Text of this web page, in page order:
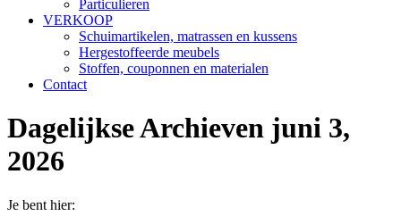
Particulieren
VERKOOP
Schuimartikelen, matrassen en kussens
Hergestoffeerde meubels
Stoffen, couponnen en materialen
Contact
Dagelijkse Archieven juni 3,
2026
Je bent hier: